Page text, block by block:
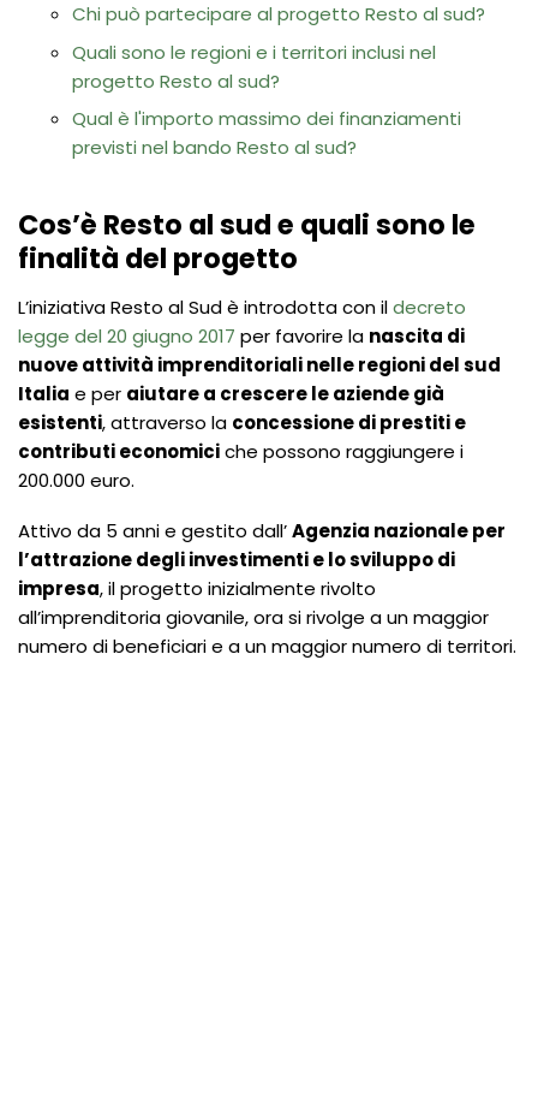
Chi può partecipare al progetto Resto al sud?
Quali sono le regioni e i territori inclusi nel
progetto Resto al sud?
Qual è l'importo massimo dei finanziamenti
previsti nel bando Resto al sud?
Cos’è Resto al sud e quali sono le
finalità del progetto
L’iniziativa Resto al Sud è introdotta con ildecreto
legge del 20 giugno 2017 per favorire la nascita di
nuove attività imprenditoriali nelle regioni del sud
Italia e per aiutare a crescere le aziende già
esistenti, attraverso la concessione di prestiti e
contributi economiciche possono raggiungere i
200.000 euro.
Attivo da 5 anni e gestito dall’Agenzia nazionale per
l’attrazione degli investimenti e lo sviluppo di
impresa, il progetto inizialmente rivolto
all’imprenditoria giovanile, ora si rivolge a un maggior
numero di beneficiari e a un maggior numero di territori.